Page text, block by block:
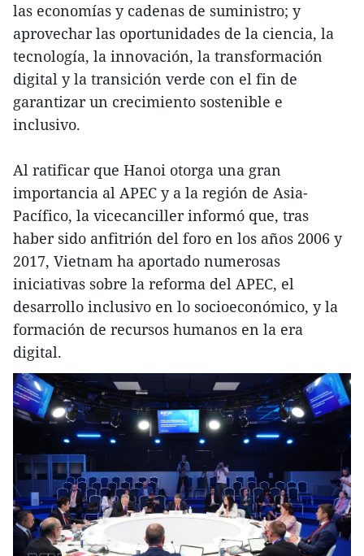
las economías y cadenas de suministro; y
aprovechar las oportunidades de la ciencia, la
tecnología, la innovación, la transformación
digital y la transición verde con el fin de
garantizar un crecimiento sostenible e
inclusivo.
Al ratificar que Hanoi otorga una gran
importancia al APEC y a la región de Asia-
Pacífico, la vicecanciller informó que, tras
haber sido anfitrión del foro en los años 2006 y
2017, Vietnam ha aportado numerosas
iniciativas sobre la reforma del APEC, el
desarrollo inclusivo en lo socioeconómico, y la
formación de recursos humanos en la era
digital.